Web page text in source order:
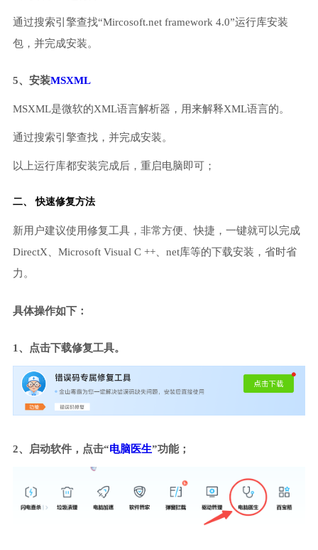
通过搜索引擎查找“Mircosoft.net framework 4.0”运行库安装
包，并完成安装。
5、安装MSXML
MSXML是微软的XML语言解析器，用来解释XML语言的。
通过搜索引擎查找，并完成安装。
以上运行库都安装完成后，重启电脑即可；
二、 快速修复方法
新用户建议使用修复工具，非常方便、快捷，一键就可以完成
DirectX、Microsoft Visual C ++、net库等的下载安装，省时省
力。
具体操作如下：
1、点击下载修复工具。
2、启动软件，点击“电脑医生”功能；